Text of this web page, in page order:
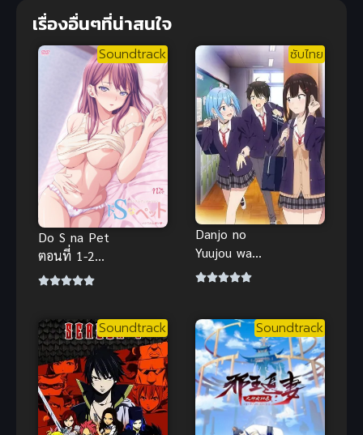
เรื่องอื่นๆที่น่าสนใจ
Soundtrack
Do S na Pet
ตอนที่ 1-2
ซับไทย ริโกะ
ก่อนดู ข้อมูล
เรื่อง ตอนให้
ชม
ซับไทย
Danjo no
Yuujou wa
Seiritsu suru?
เพื่อนกันใช่มั้ย
(ไม่ใช่!!)
Soundtrack Soundtrack